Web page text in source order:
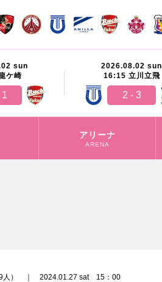
sun
ケ崎
2026.08.02 sun
16:15 立川立飛
2 - 3
アリーナ
ARENA
人） ｜ 2024.01.27 sat 15：00